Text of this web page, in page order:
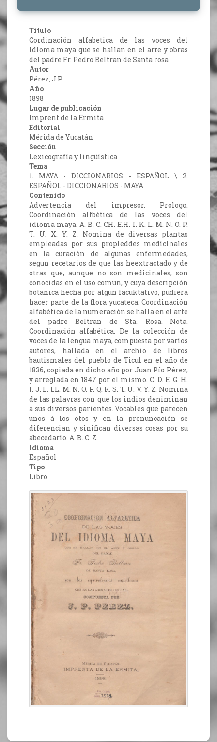
Título
Cordinación alfabetica de las voces del
idioma maya que se hallan en el arte y obras
del padre Fr. Pedro Beltran de Santa rosa
Autor
Pérez, J.P.
Año
1898
Lugar de publicación
Imprent de la Ermita
Editorial
Mérida de Yucatán
Sección
Lexicografía y lingüística
Tema
1. MAYA - DICCIONARIOS - ESPAÑOL \ 2.
ESPAÑOL - DICCIONARIOS - MAYA
Contenido
Advertencia del impresor. Prologo.
Coordinación alfbética de las voces del
idioma maya. A. B. C. CH. E.H. I. K. L. M. N. O. P.
T. U. X. Y. Z. Nomina de diversas plantas
empleadas por sus propieddes medicinales
en la curación de algunas enfermedades,
segun recetarios de que las heextractado y de
otras que, aunque no son medicinales, son
conocidas en el uso comun, y cuya descripción
botánica hecha por algun facuktativo, pudiera
hacer parte de la flora yucateca. Coordinación
alfabética de la numeración se halla en el arte
del padre Beltran de Sta. Rosa. Nota.
Coordinación alfabética. De la colección de
voces de la lengua maya, compuesta por varios
autores, hallada en el archio de libros
bautismales del pueblo de Ticul en el año de
1836, copiada en dicho año por Juan Pío Pérez,
y arreglada en 1847 por el mismo. C. D. E. G. H.
I. J. L. LL. M. N. O. P. Q. R. S. T. U. V. Y. Z. Nómina
de las palavras con que los indios deniminan
á sus diversos parientes. Vocables que parecen
unos á los otos y en la pronuncación se
diferencian y sinifican diversas cosas por su
abecedario. A. B. C. Z.
Idioma
Español
Tipo
Libro